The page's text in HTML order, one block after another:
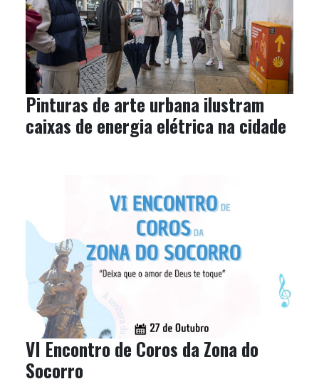
Pinturas de arte urbana ilustram
caixas de energia elétrica na cidade
VI Encontro de Coros da Zona do
Socorro